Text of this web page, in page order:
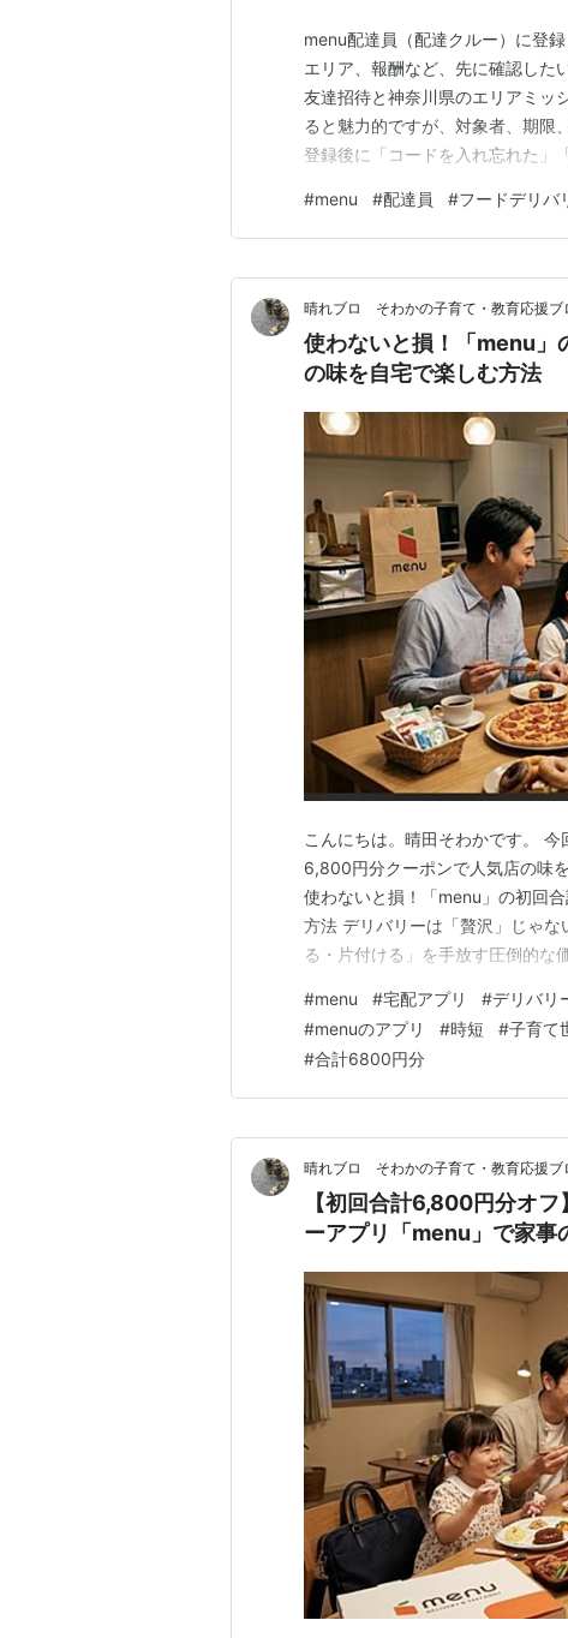
menu配達員（配達クルー）に登
エリア、報酬など、先に確認した
友達招待と神奈川県のエリアミッ
ると魅力的ですが、対象者、期限
登録後に「コードを入れ忘れた」
します。 招待コード、キャンペー
回配達まで一通り確認できる内容
#menu #配達員 #フードデリバ
晴れブロ そわかの子育て・教育応援ブ
使わないと損！「menu」
の味を自宅で楽しむ方法
こんにちは。晴田そわかです。
6,800円分クーポンで人気店の味
使わないと損！「menu」の初回
方法 デリバリーは「贅沢」じゃ
る・片付ける」を手放す圧倒的
損をしないためのクーポンの仕組
までおトクに！ 予算別…
#menu #宅配アプリ #デリバリ
#menuのアプリ #時短 #子育て
#合計6800円分
晴れブロ そわかの子育て・教育応援ブ
【初回合計6,800円分オ
ーアプリ「menu」で家事